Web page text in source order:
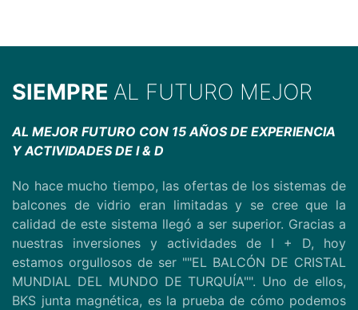
SIEMPRE AL FUTURO MEJOR
AL MEJOR FUTURO CON 15 AÑOS DE EXPERIENCIA
Y ACTIVIDADES DE I & D
No hace mucho tiempo, las ofertas de los sistemas de
balcones de vidrio eran limitadas y se cree que la
calidad de este sistema llegó a ser superior. Gracias a
nuestras inversiones y actividades de I + D, hoy
estamos orgullosos de ser ""EL BALCÓN DE CRISTAL
MUNDIAL DEL MUNDO DE TURQUÍA"". Uno de ellos,
BKS junta magnética, es la prueba de cómo podemos